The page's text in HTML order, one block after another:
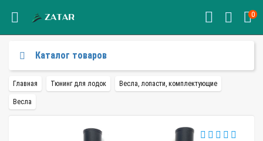
0
Каталог товаров
Главная Тюнинг для лодок Весла, лопасти, комплектующие
Весла